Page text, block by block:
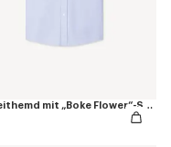
Freizeithemd mit „Boke Flower“-Stickerei